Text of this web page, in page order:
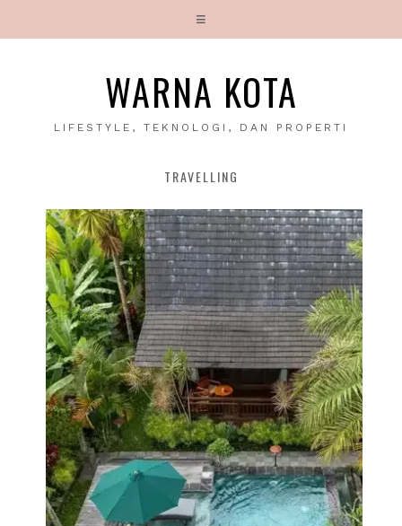
WARNA KOTA
LIFESTYLE, TEKNOLOGI, DAN PROPERTI
TRAVELLING